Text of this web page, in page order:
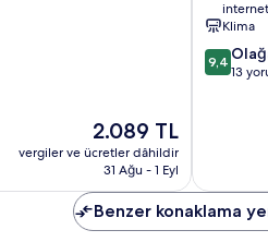
Güncel
fiyat:
2.089 TL
2.089 TL
vergiler ve ücretler dâhildir
31 Ağu - 1 Eyl
internet
Klima
10
9,4
13
Benzer konaklama